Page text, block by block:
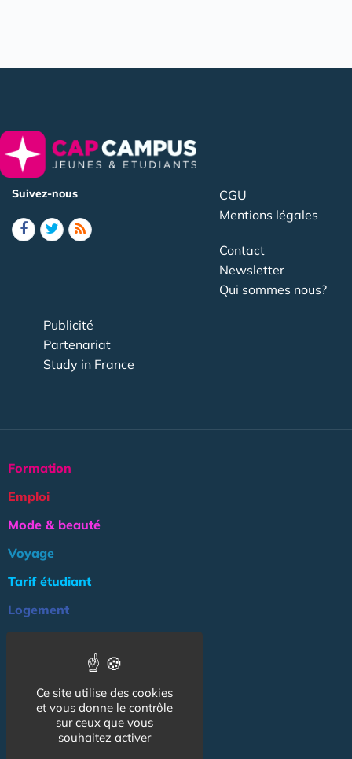
Suivez-nous
CGU
Mentions légales
Contact
Newsletter
Qui sommes nous?
Publicité
Partenariat
Study in France
Formation
Emploi
Mode & beauté
Voyage
Tarif étudiant
Logement
Association
NOS AUTRES SITES :
Ce site utilise des cookies
et vous donne le contrôle
sur ceux que vous
souhaitez activer